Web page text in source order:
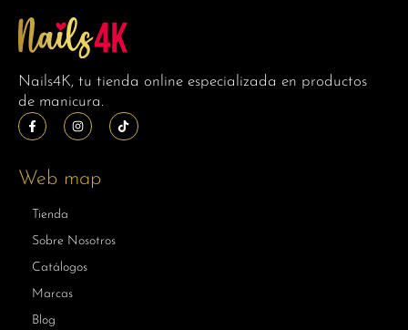
Nails4K, tu tienda online especializada en productos
de manicura.
Web map
Tienda
Sobre Nosotros
Catálogos
Marcas
Blog